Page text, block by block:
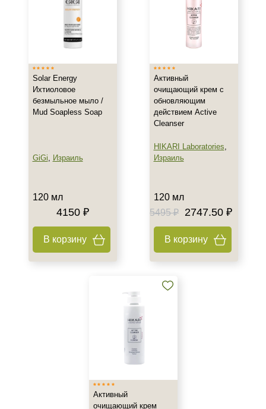
Solar Energy
Ихтиоловое
безмыльное мыло /
Mud Soapless Soap
GiGi, Израиль
120 мл
4150 ₽
В корзину
Активный
очищающий крем с
обновляющим
действием Active
Cleanser
HIKARI Laboratories,
Израиль
120 мл
5495 ₽
2747.50 ₽
В корзину
Активный
очищающий крем